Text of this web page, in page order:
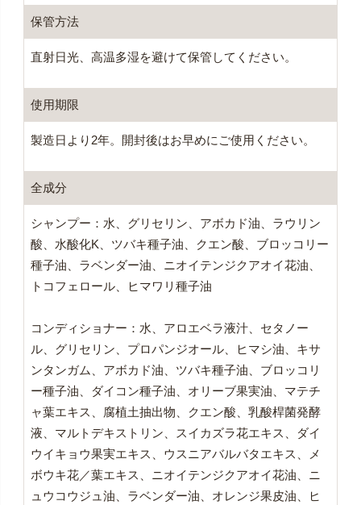
保管方法
直射日光、高温多湿を避けて保管してください。
使用期限
製造日より2年。開封後はお早めにご使用ください。
全成分
シャンプー：水、グリセリン、アボカド油、ラウリン
酸、水酸化K、ツバキ種子油、クエン酸、ブロッコリー
種子油、ラベンダー油、ニオイテンジクアオイ花油、
トコフェロール、ヒマワリ種子油
コンディショナー：水、アロエベラ液汁、セタノー
ル、グリセリン、プロパンジオール、ヒマシ油、キサ
ンタンガム、アボカド油、ツバキ種子油、ブロッコリ
ー種子油、ダイコン種子油、オリーブ果実油、マテチ
ャ葉エキス、腐植土抽出物、クエン酸、乳酸桿菌発酵
液、マルトデキストリン、スイカズラ花エキス、ダイ
ウイキョウ果実エキス、ウスニアバルバタエキス、メ
ボウキ花／葉エキス、ニオイテンジクアオイ花油、ニ
ュウコウジュ油、ラベンダー油、オレンジ果皮油、ヒ